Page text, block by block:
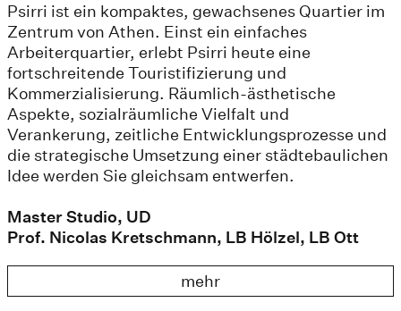
Psirri ist ein kompaktes, gewachsenes Quartier im
Zentrum von Athen. Einst ein einfaches
Arbeiterquartier, erlebt Psirri heute eine
fortschreitende Touristifizierung und
Kommerzialisierung. Räumlich-ästhetische
Aspekte, sozialräumliche Vielfalt und
Verankerung, zeitliche Entwicklungsprozesse und
die strategische Umsetzung einer städtebaulichen
Idee werden Sie gleichsam entwerfen.
Master Studio, UD
Prof. Nicolas Kretschmann, LB Hölzel, LB Ott
mehr